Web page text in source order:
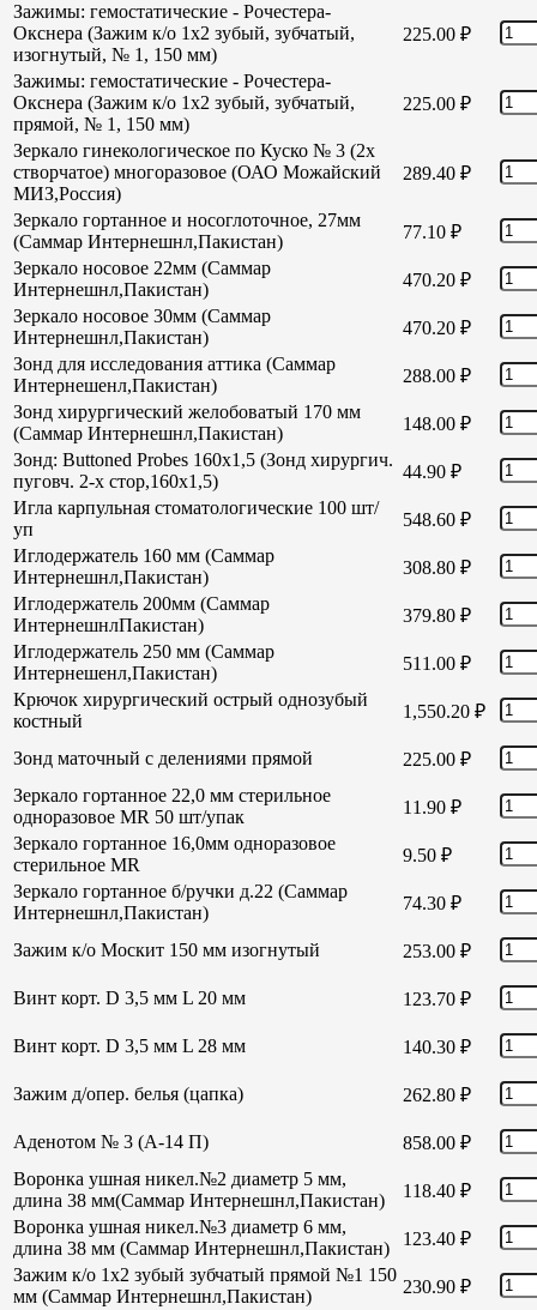
Зажимы: гемостатические - Рочестера-
Окснера (Зажим к/о 1х2 зубый, зубчатый,
изогнутый, № 1, 150 мм)
225.00 ₽
Зажимы: гемостатические - Рочестера-
Окснера (Зажим к/о 1х2 зубый, зубчатый,
прямой, № 1, 150 мм)
225.00 ₽
Зеркало гинекологическое по Куско № 3 (2х
створчатое) многоразовое (ОАО Можайский
МИЗ,Россия)
289.40 ₽
Зеркало гортанное и носоглоточное, 27мм
(Саммар Интернешнл,Пакистан)
77.10 ₽
Зеркало носовое 22мм (Саммар
Интернешнл,Пакистан)
470.20 ₽
Зеркало носовое 30мм (Саммар
Интернешнл,Пакистан)
470.20 ₽
Зонд для исследования аттика (Саммар
Интернешенл,Пакистан)
288.00 ₽
Зонд хирургический желобоватый 170 мм
(Саммар Интернешнл,Пакистан)
148.00 ₽
Зонд: Buttoned Probes 160х1,5 (Зонд хирургич.
пуговч. 2-х стор,160х1,5)
44.90 ₽
Игла карпульная стоматологические 100 шт/
уп
548.60 ₽
Иглодержатель 160 мм (Саммар
Интернешнл,Пакистан)
308.80 ₽
Иглодержатель 200мм (Саммар
ИнтернешнлПакистан)
379.80 ₽
Иглодержатель 250 мм (Саммар
Интернешенл,Пакистан)
511.00 ₽
Крючок хирургический острый однозубый
костный
1,550.20 ₽
Зонд маточный с делениями прямой 225.00 ₽
Зеркало гортанное 22,0 мм стерильное
одноразовое MR 50 шт/упак
11.90 ₽
Зеркало гортанное 16,0мм одноразовое
стерильное MR
9.50 ₽
Зеркало гортанное б/ручки д.22 (Саммар
Интернешнл,Пакистан)
74.30 ₽
Зажим к/о Москит 150 мм изогнутый 253.00 ₽
Винт корт. D 3,5 мм L 20 мм 123.70 ₽
Винт корт. D 3,5 мм L 28 мм 140.30 ₽
Зажим д/опер. белья (цапка) 262.80 ₽
Аденотом № 3 (А-14 П) 858.00 ₽
Воронка ушная никел.№2 диаметр 5 мм,
длина 38 мм(Саммар Интернешнл,Пакистан)
118.40 ₽
Воронка ушная никел.№3 диаметр 6 мм,
длина 38 мм (Саммар Интернешнл,Пакистан)
123.40 ₽
Зажим к/о 1х2 зубый зубчатый прямой №1 150
мм (Саммар Интернешнл,Пакистан)
230.90 ₽